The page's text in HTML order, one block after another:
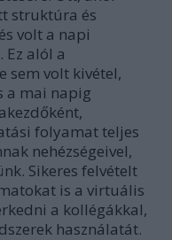
struktúra és
volt a napi
Ez alól a
sem volt kivétel,
a mai napig
folyamat teljes
nehézségeivel,
Sikeres felvételt
is a virtuális
a kollégákkal,
használatát.